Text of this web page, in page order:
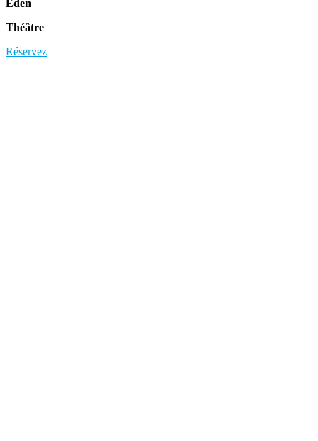
Eden
Théâtre
Réservez